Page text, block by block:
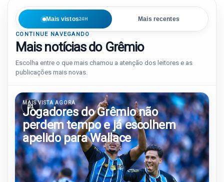
Mais vistos24H Mais recentes
CONTINUE NAVEGANDO
Mais notícias do Grêmio
Escolha entre o que mais chamou a atenção dos leitores e as
publicações mais novas.
01
MAIS VISTA AGORA
Jogadores do Grêmio não
perdem tempo e já escolhem
apelido para Wallace